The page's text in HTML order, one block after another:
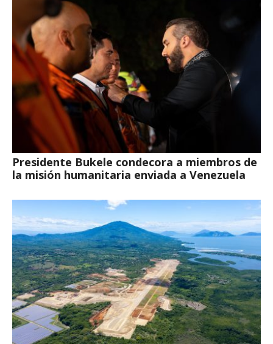
Presidente Bukele condecora a miembros de
la misión humanitaria enviada a Venezuela